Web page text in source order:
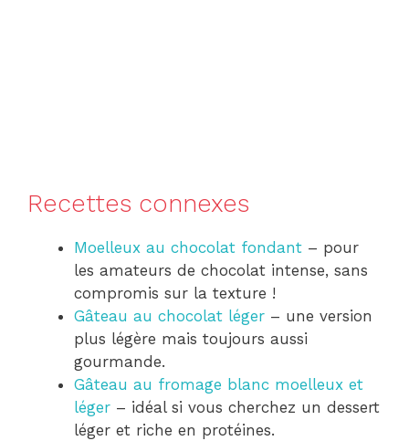
Recettes connexes
Moelleux au chocolat fondant – pour
les amateurs de chocolat intense, sans
compromis sur la texture !
Gâteau au chocolat léger – une version
plus légère mais toujours aussi
gourmande.
Gâteau au fromage blanc moelleux et
léger – idéal si vous cherchez un dessert
léger et riche en protéines.